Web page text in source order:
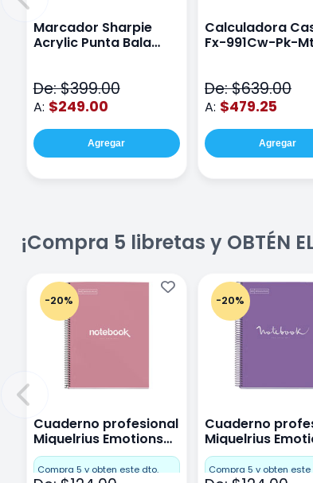
Marcador Sharpie
Acrylic Punta Bala
De: $399.00
A: $249.00
Agregar
Calculadora
Fx-991Cw-Pk-Mt
De: $639.00
A: $479.25
Agregar
¡Compra 5 libretas y OBTÉN
-20%
Cuaderno profesional
Miquelrius Emotions
Cuadro Chico 80
hojas Rosa
Compra 5 y obten este dto.
-20%
Cuaderno
Miquelrius
raya 80 hojas
Compra 5 y obten este